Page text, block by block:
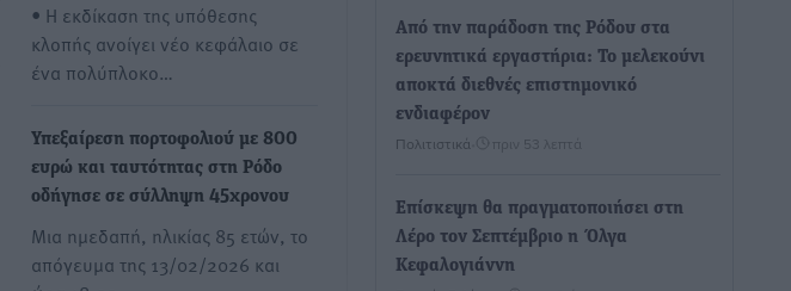
• Η εκδίκαση της υπόθεσης
κλοπής ανοίγει νέο κεφάλαιο σε
ένα πολύπλοκο…
Υπεξαίρεση πορτοφολιού με 800
ευρώ και ταυτότητας στη Ρόδο
οδήγησε σε σύλληψη 45χρονου
Μια ημεδαπή, ηλικίας 85 ετών, το
απόγευμα της 13/02/2026 και
Από την παράδοση της Ρόδου στα
ερευνητικά εργαστήρια: Το μελεκούνι
αποκτά διεθνές επιστημονικό
ενδιαφέρον
Πολιτιστικά πριν 53 λεπτά
Επίσκεψη θα πραγματοποιήσει στη
Λέρο τον Σεπτέμβριο η Όλγα
Κεφαλογιάννη